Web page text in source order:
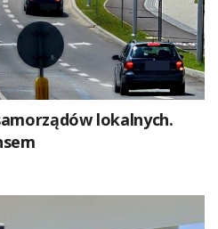
lokalnych.